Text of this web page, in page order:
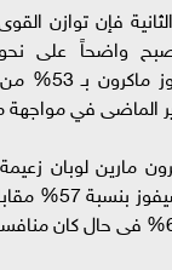
فإن توازن
واضحاً على
استطلاع
الماضى في مواجهة
مارين لوبان
و و سيحصل على 61% فى حال